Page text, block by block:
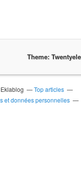
Theme:
Top articles
et données personnelles